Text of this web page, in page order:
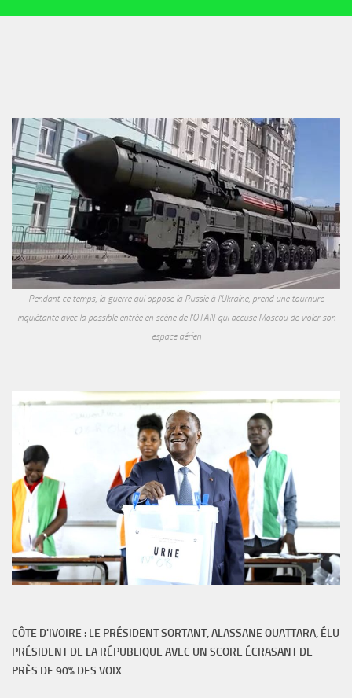
Pendant ce temps, la guerre qui oppose la Russie à l'Ukraine, prend une tournure
inquiétante avec la possible entrée en scène de l'OTAN qui accuse Moscou de violer son
espace aérien
CÔTE D'IVOIRE : LE PRÉSIDENT SORTANT, ALASSANE OUATTARA, ÉLU
PRÉSIDENT DE LA RÉPUBLIQUE AVEC UN SCORE ÉCRASANT DE
PRÈS DE 90% DES VOIX